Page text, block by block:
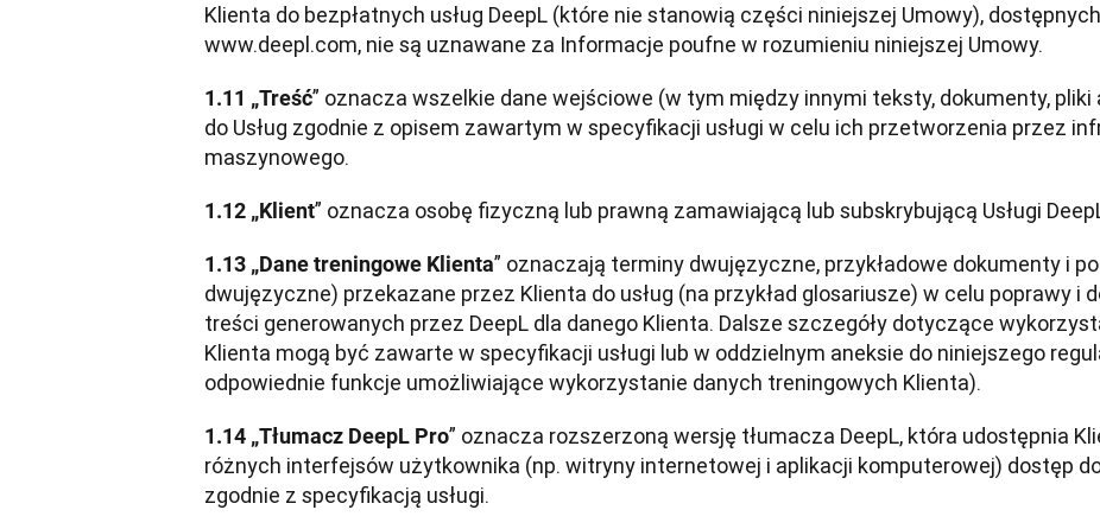
Klienta do bezpłatnych usług DeepL (które nie stanowią części niniejszej Umowy),
www.deepl.com, nie są uznawane za Informacje poufne w rozumieniu niniejszej Umowy.
1.11 „Treść” oznacza wszelkie dane wejściowe (w tym między innymi teksty, dokumenty, pliki
do Usług zgodnie z opisem zawartym w specyfikacji usługi w celu ich przetworzenia przez
maszynowego.
1.12 „Klient” oznacza osobę fizyczną lub prawną zamawiającą lub subskrybującą Usługi
1.13 „Dane treningowe Klienta” oznaczają terminy dwujęzyczne, przykładowe dokumenty i
dwujęzyczne) przekazane przez Klienta do usług (na przykład glosariusze) w celu poprawy i
treści generowanych przez DeepL dla danego Klienta. Dalsze szczegóły dotyczące
Klienta mogą być zawarte w specyfikacji usługi lub w oddzielnym aneksie do niniejszego
odpowiednie funkcje umożliwiające wykorzystanie danych treningowych Klienta).
1.14 „Tłumacz DeepL Pro” oznacza rozszerzoną wersję tłumacza DeepL, która udostępnia
różnych interfejsów użytkownika (np. witryny internetowej i aplikacji komputerowej) dostęp
zgodnie z specyfikacją usługi.